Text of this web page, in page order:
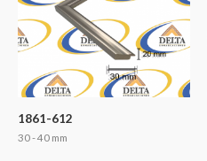
1861-612
30 - 40 mm